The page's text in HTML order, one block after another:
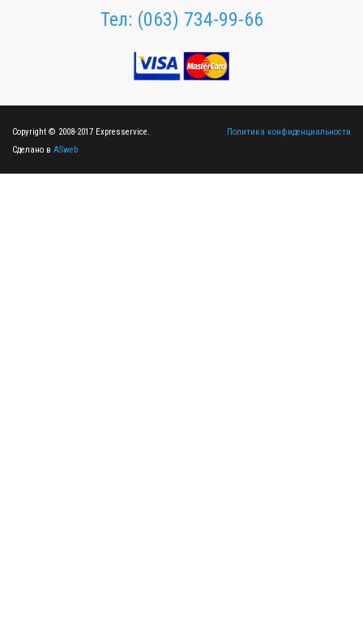
Тел: (063) 734-99-66
Copyright © 2008-2017 Expresservice.
Сделано в ASweb
Политика конфиденциальности